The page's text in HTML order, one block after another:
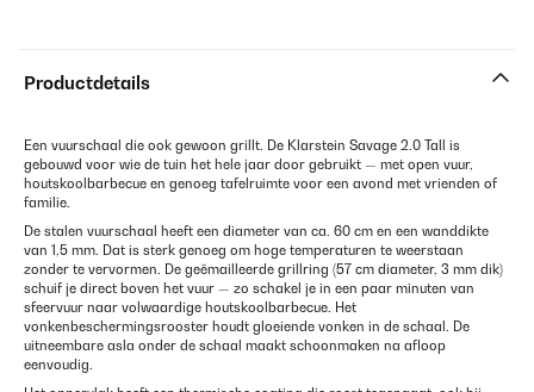
Productdetails
Een vuurschaal die ook gewoon grillt. De Klarstein Savage 2.0 Tall is
gebouwd voor wie de tuin het hele jaar door gebruikt — met open vuur,
houtskoolbarbecue en genoeg tafelruimte voor een avond met vrienden of
familie.
De stalen vuurschaal heeft een diameter van ca. 60 cm en een wanddikte
van 1,5 mm. Dat is sterk genoeg om hoge temperaturen te weerstaan
zonder te vervormen. De geëmailleerde grillring (57 cm diameter, 3 mm dik)
schuif je direct boven het vuur — zo schakel je in een paar minuten van
sfeervuur naar volwaardige houtskoolbarbecue. Het
vonkenbeschermingsrooster houdt gloeiende vonken in de schaal. De
uitneembare asla onder de schaal maakt schoonmaken na afloop
eenvoudig.